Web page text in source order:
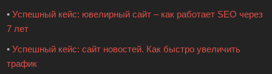
•Успешный кейс: ювелирный сайт – как работает SEO через
7 лет
•Успешный кейс: сайт новостей. Как быстро увеличить
трафик